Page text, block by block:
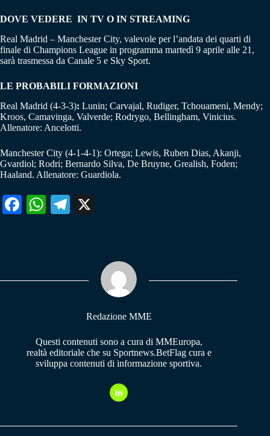
DOVE VEDERE IN TV O IN STREAMING
Real Madrid – Manchester City, valevole per l’andata dei quarti di
finale di Champions League in programma martedì 9 aprile alle 21,
sarà trasmessa da Canale 5 e Sky Sport.
LE PROBABILI FORMAZIONI
Real Madrid (4-3-3): Lunin; Carvajal, Rudiger, Tchouameni, Mendy;
Kroos, Camavinga, Valverde; Rodrygo, Bellingham, Vinicius.
Allenatore: Ancelotti.
Manchester City (4-1-4-1): Ortega; Lewis, Ruben Dias, Akanji,
Gvardiol; Rodri; Bernardo Silva, De Bruyne, Grealish, Foden;
Haaland. Allenatore: Guardiola.
Fa W
pp
Te
m
Redazione MME
Questi contenuti sono a cura di MMEuropa,
realtà editoriale che su Sportnews.BetFlag cura e
sviluppa contenuti di informazione sportiva.